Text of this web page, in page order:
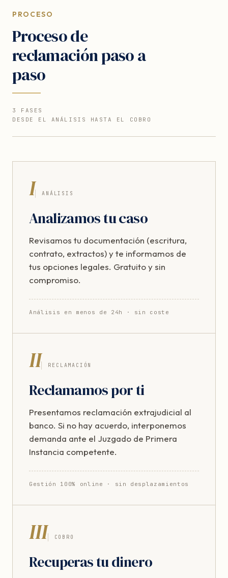
PROCESO
Proceso de
reclamación paso a
paso
3 FASES
DESDE EL ANÁLISIS HASTA EL COBRO
I ANÁLISIS
Analizamos tu caso
Revisamos tu documentación (escritura,
contrato, extractos) y te informamos de
tus opciones legales. Gratuito y sin
compromiso.
Análisis en menos de 24h · sin coste
II RECLAMACIÓN
Reclamamos por ti
Presentamos reclamación extrajudicial al
banco. Si no hay acuerdo, interponemos
demanda ante el Juzgado de Primera
Instancia competente.
Gestión 100% online · sin desplazamientos
III COBRO
Recuperas tu dinero